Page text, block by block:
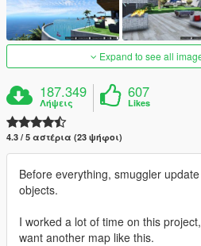
Expand to see all
187.349
Λήψεις
607
Likes
4.3 / 5 αστέρια (23 ψήφοι)
Before everything, smuggler
objects.
I worked a lot of time on this
want another map like this.